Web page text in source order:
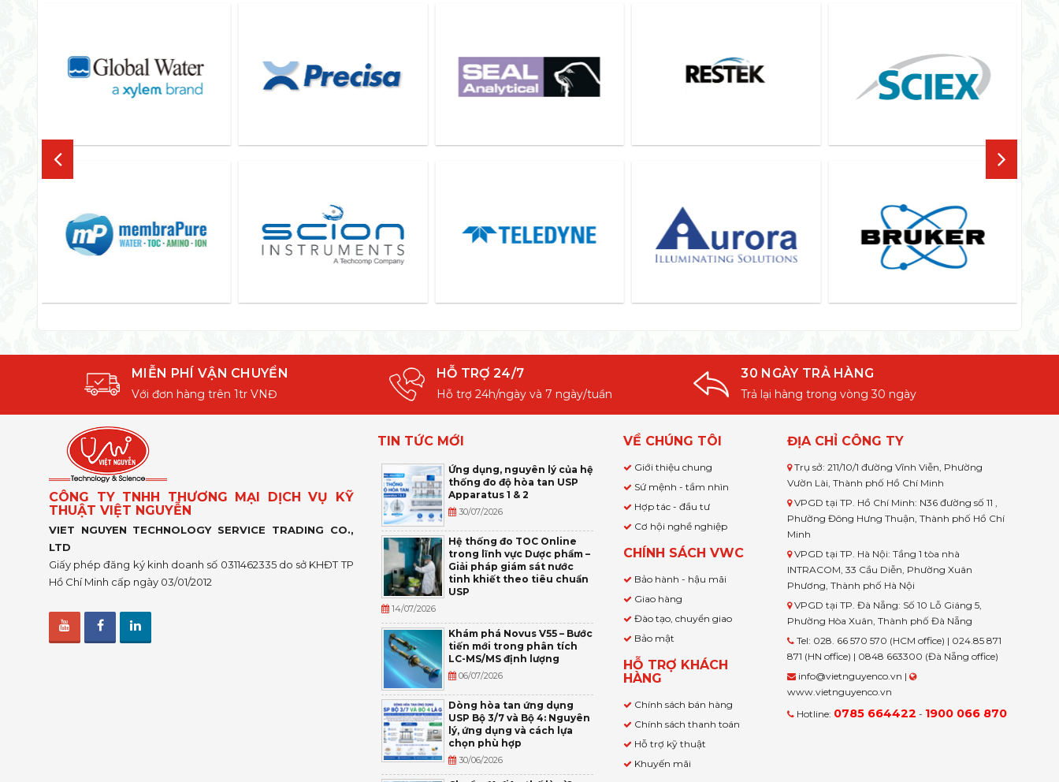
MIỄN PHÍ VẬN CHUYỂN
Với đơn hàng trên 1tr VNĐ
HỖ TRỢ 24/7
Hỗ trợ 24h/ngày và 7 ngày/tuần
30 NGÀY TRẢ HÀNG
Trả lại hàng trong vòng 30 ngày
CÔNG TY TNHH THƯƠNG MẠI DỊCH VỤ KỸ
THUẬT VIỆT NGUYỄN
VIET NGUYEN TECHNOLOGY SERVICE TRADING CO.,
LTD
Giấy phép đăng ký kinh doanh số 0311462335 do sở KHĐT TP
Hồ Chí Minh cấp ngày 03/01/2012
TIN TỨC MỚI
Ứng dụng, nguyên lý của hệ
thống đo độ hòa tan USP
Apparatus 1 & 2
30/07/2026
Hệ thống đo TOC Online
trong lĩnh vực Dược phẩm –
Giải pháp giám sát nước
tinh khiết theo tiêu chuẩn
USP
14/07/2026
Khám phá Novus V55 – Bước
tiến mới trong phân tích
LC-MS/MS định lượng
06/07/2026
Dòng hòa tan ứng dụng
USP Bộ 3/7 và Bộ 4: Nguyên
lý, ứng dụng và cách lựa
chọn phù hợp
30/06/2026
VỀ CHÚNG TÔI
Giới thiệu chung
Sứ mệnh - tầm nhìn
Hợp tác - đầu tư
Cơ hội nghề nghiệp
CHÍNH SÁCH VWC
Bảo hành - hậu mãi
Giao hàng
Đào tạo, chuyển giao
Bảo mật
HỖ TRỢ KHÁCH
HÀNG
Chính sách bán hàng
Chính sách thanh toán
Hỗ trợ kỹ thuật
Khuyến mãi
ĐỊA CHỈ CÔNG TY
Trụ sở: 211/10/1 đường Vĩnh Viễn, Phường
Vườn Lài, Thành phố Hồ Chí Minh
VPGD tại TP. Hồ Chí Minh: N36 đường số 11 ,
Phường Đông Hưng Thuận, Thành phố Hồ Chí
Minh
VPGD tại TP. Hà Nội: Tầng 1 tòa nhà
INTRACOM, 33 Cầu Diễn, Phường Xuân
Phương, Thành phố Hà Nội
VPGD tại TP. Đà Nẵng: Số 10 Lỗ Giáng 5,
Phường Hòa Xuân, Thành phố Đà Nẵng
Tel: 028. 66 570 570 (HCM office) | 024.85 871
871 (HN office) | 0848 663300 (Đà Nẵng office)
info@vietnguyenco.vn |
www.vietnguyenco.vn
Hotline: 0785 664422 - 1900 066 870